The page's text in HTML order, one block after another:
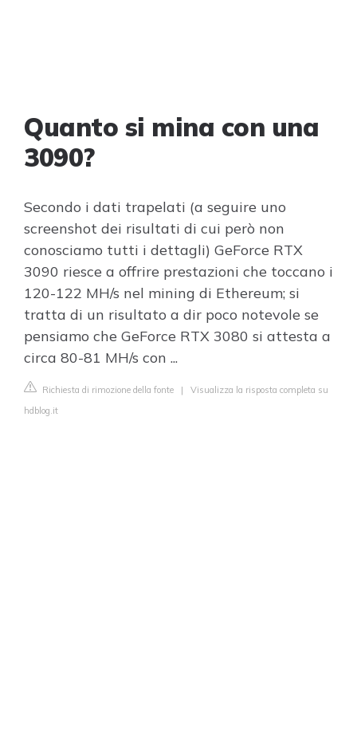
Quanto si mina con una
3090?
Secondo i dati trapelati (a seguire uno
screenshot dei risultati di cui però non
conosciamo tutti i dettagli) GeForce RTX
3090 riesce a offrire prestazioni che toccano i
120-122 MH/s nel mining di Ethereum; si
tratta di un risultato a dir poco notevole se
pensiamo che GeForce RTX 3080 si attesta a
circa 80-81 MH/s con ...
Richiesta di rimozione della fonte | Visualizza la risposta completa su
hdblog.it